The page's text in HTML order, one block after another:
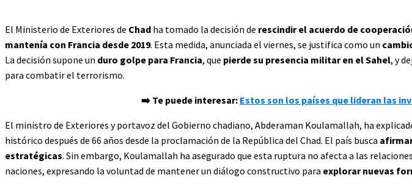
El Ministerio de Exteriores de Chad ha tomado la decisión de rescindir el acuerdo de
mantenía con Francia desde 2019. Esta medida, anunciada el viernes, se justifica como un
La decisión supone un duro golpe para Francia, que pierde su presencia militar en el Sahel, y
para combatir el terrorismo.
➡️ Te puede interesar: Estos son los países que lideran las
El ministro de Exteriores y portavoz del Gobierno chadiano, Abderaman Koulamallah, ha
histórico después de 66 años desde la proclamación de la República del Chad. El país busca
estratégicas. Sin embargo, Koulamallah ha asegurado que esta ruptura no afecta a las
naciones, expresando la voluntad de mantener un diálogo constructivo para explorar nuevas